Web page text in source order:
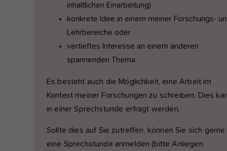
inhaltlichen Einarbeitung)
konkrete Idee in einem meiner Forschungs-
Lehrbereiche oder
vertieftes Interesse an einem anderen
spannenden Thema
Es besteht auch die Möglichkeit, eine Arbeit im
Kontext meiner Forschungen zu schreiben. Dies
in einer Sprechstunde erfragt werden.
Sollte dies auf Sie zutreffen, können Sie sich gerne
eine Sprechstunde anmelden (bitte Anliegen